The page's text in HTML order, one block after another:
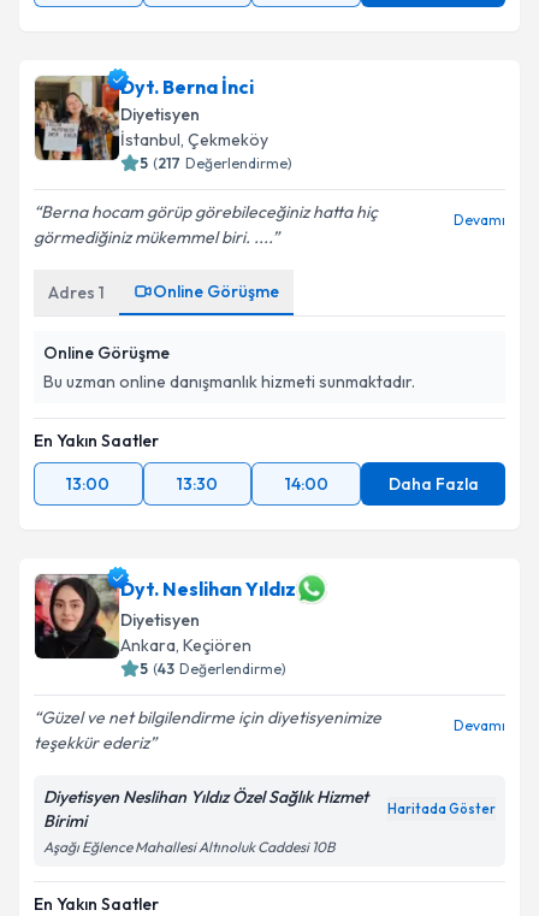
Dyt. Berna İnci
Diyetisyen
İstanbul, Çekmeköy
5 (217 Değerlendirme)
Berna hocam️ görüp görebileceğiniz hatta hiç
görmediğiniz mükemmel biri. ....
Devamı
Adres 1 Online Görüşme
Online Görüşme
Bu uzman online danışmanlık hizmeti sunmaktadır.
En Yakın Saatler
13:00
13:30 14:00 Daha Fazla
Dyt. Neslihan Yıldız
Diyetisyen
Ankara, Keçiören
5 (43 Değerlendirme)
Güzel ve net bilgilendirme için diyetisyenimize
teşekkür ederiz
Devamı
Diyetisyen Neslihan Yıldız Özel Sağlık Hizmet
Birimi
Haritada Göster
Aşağı Eğlence Mahallesi Altınoluk Caddesi 10B
En Yakın Saatler